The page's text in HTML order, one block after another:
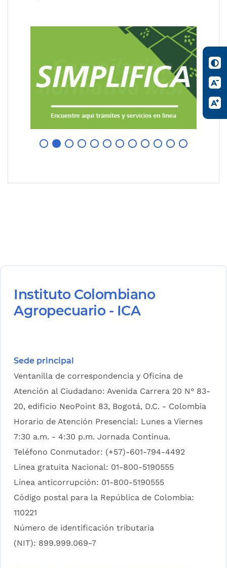
Instituto Colombiano
Agropecuario - ICA
Sede principal
Ventanilla de correspondencia y Oficina de
Atención al Ciudadano: Avenida Carrera 20 N° 83-
20, edificio NeoPoint 83, Bogotá, D.C. - Colombia
Horario de Atención Presencial: Lunes a Viernes
7:30 a.m. - 4:30 p.m. Jornada Continua.
Teléfono Conmutador: (+57)-601-794-4492
Linea gratuita Nacional: 01-800-5190555
Línea anticorrupción: 01-800-5190555
Código postal para la República de Colombia:
110221
Número de identificación tributaria
(NIT): 899.999.069-7